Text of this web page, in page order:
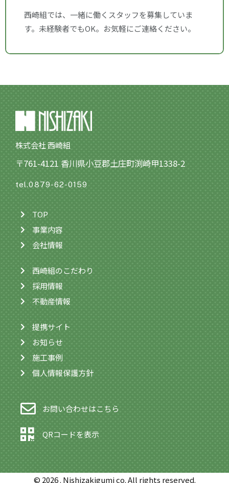
西崎組では、一緒に働くスタッフを募集していま
す。未経験者でもOK。お気軽にご連絡ください。
株式会社 西崎組
〒761-4121 香川県小豆郡土庄町渕崎甲1338-2
tel.0879-62-0159
TOP
事業内容
会社情報
西崎組のこだわり
採用情報
不動産情報
提携サイト
お知らせ
施工事例
個人情報保護方針
お問い合わせはこちら
QRコードを表示
© 2026 . Nishizakigumi co. All rights reserved.